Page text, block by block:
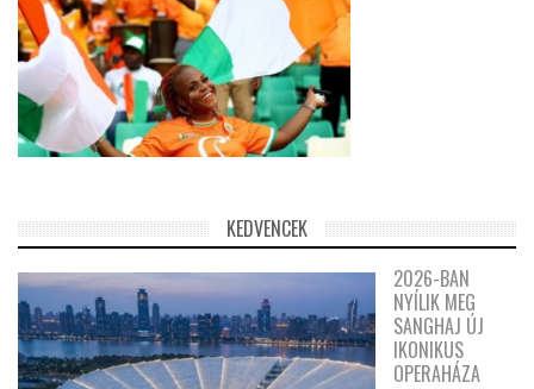
KEDVENCEK
2026-BAN
NYÍLIK MEG
SANGHAJ ÚJ
IKONIKUS
OPERAHÁZA